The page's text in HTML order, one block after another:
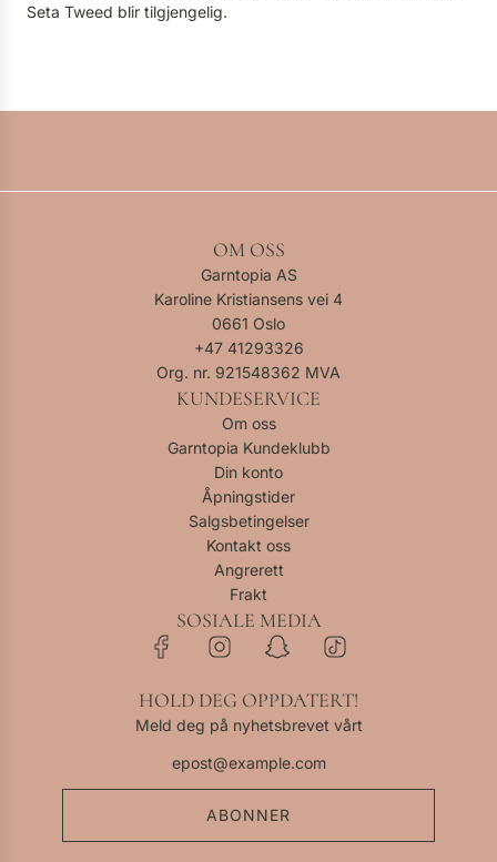
Seta Tweed blir tilgjengelig.
OM OSS
Garntopia AS
Karoline Kristiansens vei 4
0661 Oslo
+47 41293326
Org. nr. 921548362 MVA
KUNDESERVICE
Om oss
Garntopia Kundeklubb
Din konto
Åpningstider
Salgsbetingelser
Kontakt oss
Angrerett
Frakt
SOSIALE MEDIA
HOLD DEG OPPDATERT!
Meld deg på nyhetsbrevet vårt
ABONNER